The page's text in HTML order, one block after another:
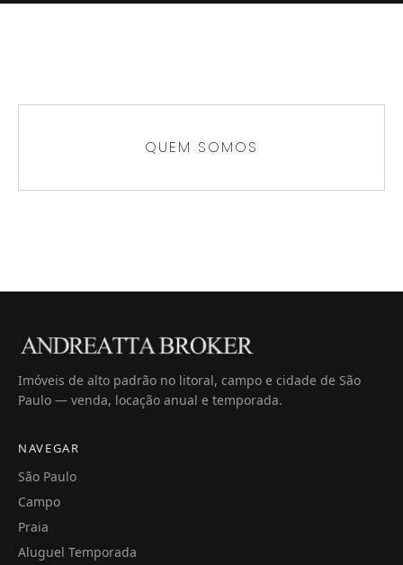
QUEM SOMOS
Imóveis de alto padrão no litoral, campo e cidade de São
Paulo — venda, locação anual e temporada.
NAVEGAR
São Paulo
Campo
Praia
Aluguel Temporada